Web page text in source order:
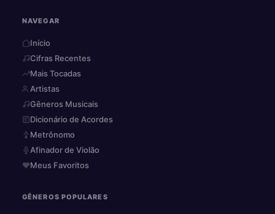
NAVEGAR
Início
Cifras Recentes
Mais Tocadas
Artistas
Gêneros Musicais
Dicionário de Acordes
Metrônomo
Afinador de Violão
Meus Favoritos
GÊNEROS POPULARES